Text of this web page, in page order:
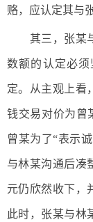
赂，应认定其与
其三，张某与
数额的认定必
定。从主观上看
钱交易对价为曾
曾某为了“表示
与林某沟通后凑
元仍欣然收下，
此时，张某与林